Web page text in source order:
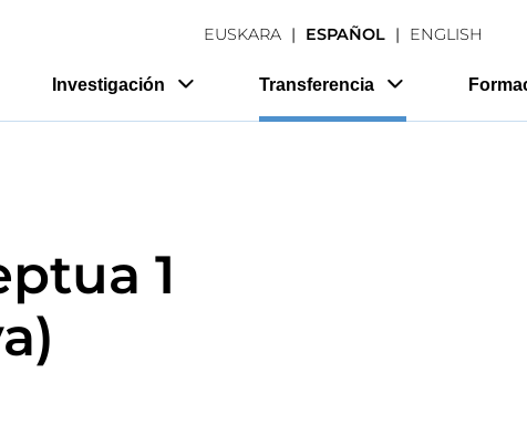
EUSKARA ESPAÑOL ENGLISH
Investigación Transferencia
1